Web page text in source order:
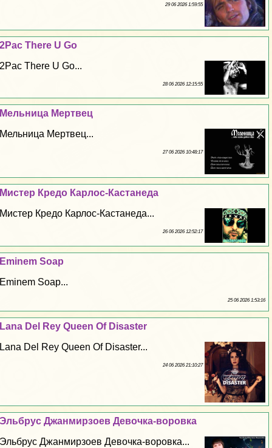
29 06 2026 1:59:55
2Pac There U Go
2Pac There U Go...
28 06 2026 12:15:55
Мельница Мертвец
Мельница Мертвец...
27 06 2026 10:48:17
Мистер Кредо Карлос-Кастанеда
Мистер Кредо Карлос-Кастанеда...
26 06 2026 12:52:17
Eminem Soap
Eminem Soap...
25 06 2026 1:53:16
Lana Del Rey Queen Of Disaster
Lana Del Rey Queen Of Disaster...
24 06 2026 21:10:27
Эльбрус Джанмирзоев Дeвoчка-воровка
Эльбрус Джанмирзоев Дeвoчка-воровка...